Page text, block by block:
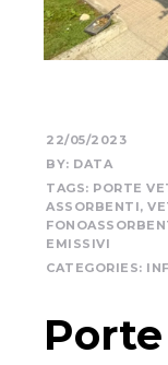
22/05/2023
BY: DATA
TAGS: PORTE
ASSORBENTI,
EMISSIVI
CATEGORIES: